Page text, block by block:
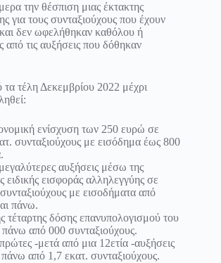
την θέσπιση μιας έκτακτης
για τους συνταξιούχους που έχουν
δεν ωφελήθηκαν καθόλου ή
τις αυξήσεις που δόθηκαν
τέλη Δεκεμβρίου 2022 μέχρι
ενίσχυση των 250 ευρώ σε
συνταξιούχους με εισόδημα έως 800
αυξήσεις μέσω της
ειδικής εισφοράς αλληλεγγύης σε
με εισοδήματα από
πάνω.
τέταρτης δόσης επανυπολογισμού του
από 000 συνταξιούχους.
-μετά από μια 12ετία -αυξήσεις
από 1,7 εκατ. συνταξιούχους.